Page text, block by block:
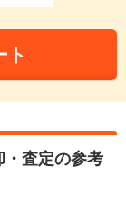
ト
・査定の参考